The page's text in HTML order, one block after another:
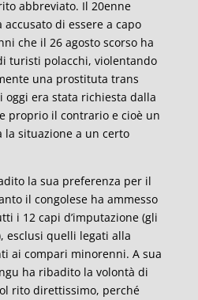
abbreviato. Il 20enne
di essere a capo
che il 26 agosto scorso ha
turisti polacchi, violentando
una prostituta trans
oggi era stata richiesta dalla
proprio il contrario e cioè un
la situazione a un certo
la sua preferenza per il
il congolese ha ammesso
i 12 capi d’imputazione (gli
esclusi quelli legati alla
ai compari minorenni. A sua
ha ribadito la volontà di
rito direttissimo, perché